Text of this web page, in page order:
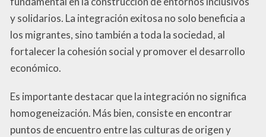
y solidarios. La integración exitosa no solo beneficia a
los migrantes, sino también a toda la sociedad, al
fortalecer la cohesión social y promover el desarrollo
económico.
Es importante destacar que la integración no significa
homogeneización. Más bien, consiste en encontrar
puntos de encuentro entre las culturas de origen y